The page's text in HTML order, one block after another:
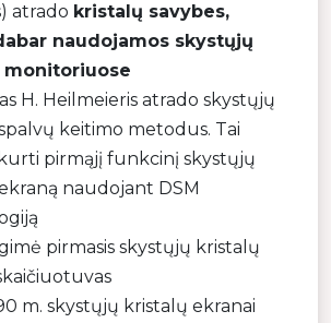
atrado kristalų savybes,
naudojamos skystųjų
monitoriuose
H. Heilmeieris atrado skystųjų
keitimo metodus. Tai
pirmąjį funkcinį skystųjų
naudojant DSM
pirmasis skystųjų kristalų
m. skystųjų kristalų ekranai